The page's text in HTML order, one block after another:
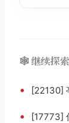
🕸️ 继续探
• [22130]
• [17773]